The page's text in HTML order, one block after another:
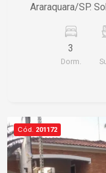
Araraquara/SP.
com
01 com armário
banheiros
para organização
garagem sendo
conosco e
incrível sobrado.
3
Dorm.
Cód. 201172